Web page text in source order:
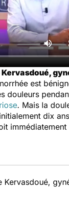
est
douleurs
. Mais la
dix
Kervasdoué,